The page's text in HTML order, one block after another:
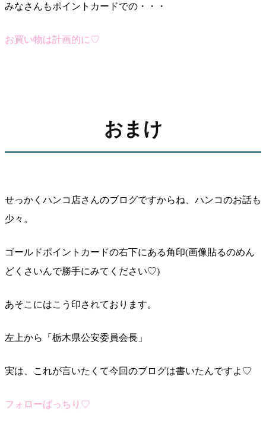
みなさんもポイントカードでの・・・
お買い物は計画的に♡
おまけ
せっかくハンコ店さんのブログですからね、ハンコのお話も
少々。
ゴールドポイントカードの右下にある角印(画像貼るのめん
どくさいんで勝手にみてください♡)
あそこにはこう印されております。
左上から「栃木県公安委員会長」
実は、これが言いたくて今回のブログは書いたんですよ♡
フォローばっちり♡